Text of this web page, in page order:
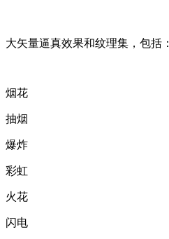
大矢量逼真效果和纹理集，包括：
烟花
抽烟
爆炸
彩虹
火花
闪电